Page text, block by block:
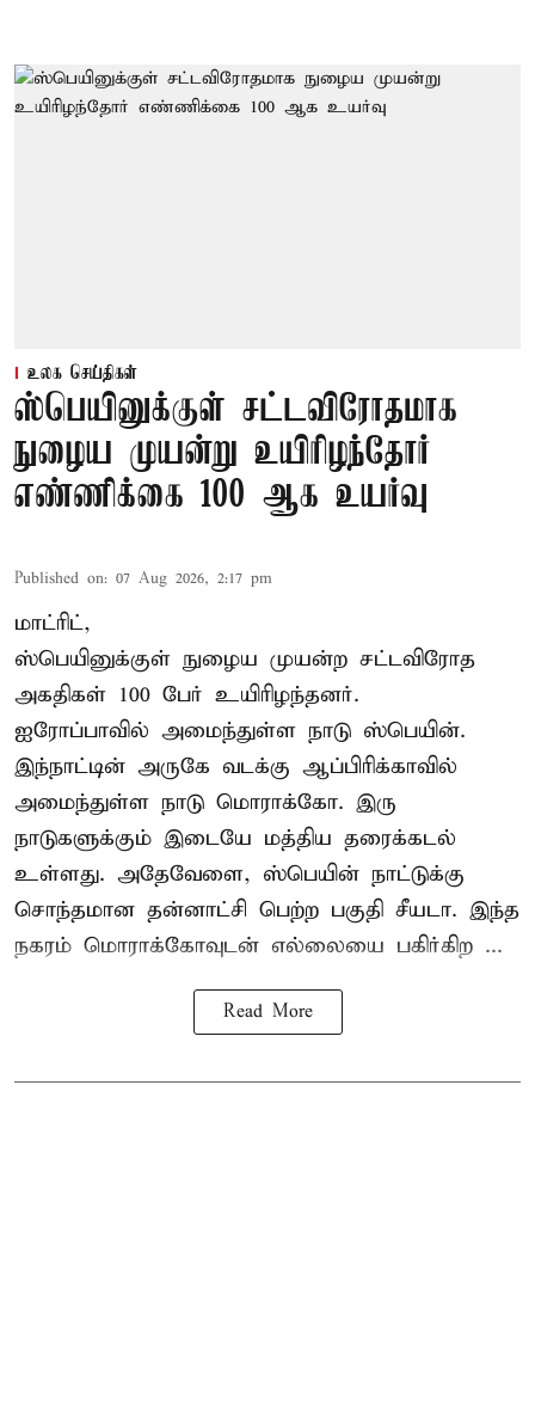
உலக செய்திகள்
ஸ்பெயினுக்குள் சட்டவிரோதமாக
நுழைய முயன்று உயிரிழந்தோர்
எண்ணிக்கை 100 ஆக உயர்வு
Published on: 07 Aug 2026, 2:17 pm
மாட்ரிட்,
ஸ்பெயினுக்குள் நுழைய முயன்ற சட்டவிரோத
அகதிகள் 100 பேர் உயிரிழந்தனர்.
ஐரோப்பாவில் அமைந்துள்ள நாடு ஸ்பெயின்.
இந்நாட்டின் அருகே வடக்கு ஆப்பிரிக்காவில்
அமைந்துள்ள நாடு மொராக்கோ. இரு
நாடுகளுக்கும் இடையே மத்திய தரைக்கடல்
உள்ளது. அதேவேளை, ஸ்பெயின் நாட்டுக்கு
சொந்தமான தன்னாட்சி பெற்ற பகுதி சீயடா. இந்த
நகரம் மொராக்கோவுடன் எல்லையை பகிர்கிற ...
Read More